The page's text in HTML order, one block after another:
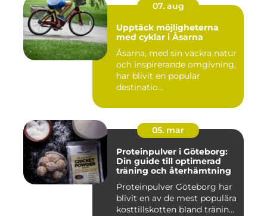
07. aug
Upptäck möjligheterna
med cyklar i Åsarna
Åsarna, med sin vackra natur
och inspirerande omgivning,
har blivit en populär
destinatio...
05. mar
Proteinpulver i Göteborg:
Din guide till optimerad
träning och återhämtning
Proteinpulver Göteborg har
blivit en av de mest populära
kosttillskotten bland tränin...